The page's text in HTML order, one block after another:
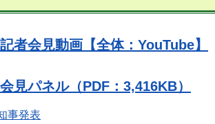
者会見動画【全体：YouTube】
見パネル（PDF：3,416KB）
事発表